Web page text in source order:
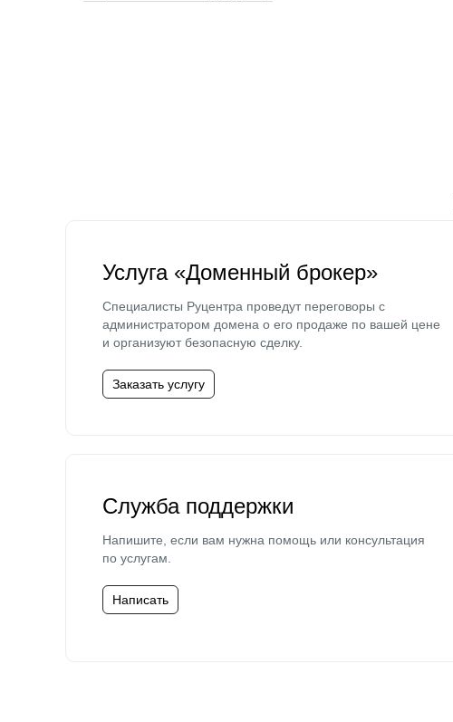
Услуга «Доменный брокер»
Специалисты Руцентра проведут переговоры с
администратором домена о его продаже по вашей цене
и организуют безопасную сделку.
Заказать услугу
Служба поддержки
Напишите, если вам нужна помощь или консультация
по услугам.
Написать